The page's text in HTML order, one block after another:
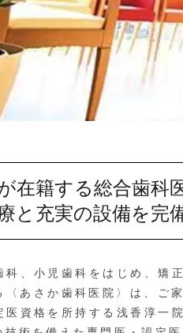
在籍する総合歯科
と充実の設備を完
、小児歯科をはじめ、矯
〈あさか歯科医院〉は、ご
医資格を所持する浅香淳一